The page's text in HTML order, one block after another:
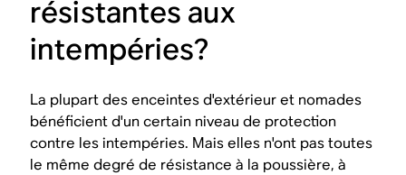
résistantes aux
intempéries?
La plupart des enceintes d'extérieur et nomades
bénéficient d'un certain niveau de protection
contre les intempéries. Mais elles n'ont pas toutes
le même degré de résistance à la poussière, à